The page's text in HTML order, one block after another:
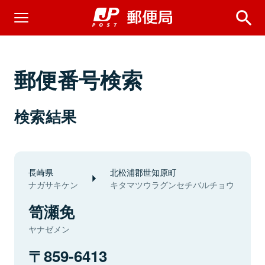
郵便番号検索
検索結果
長崎県
ナガサキケン
北松浦郡世知原町
キタマツウラグンセチバルチョウ
笥瀬免
ヤナゼメン
859-6413